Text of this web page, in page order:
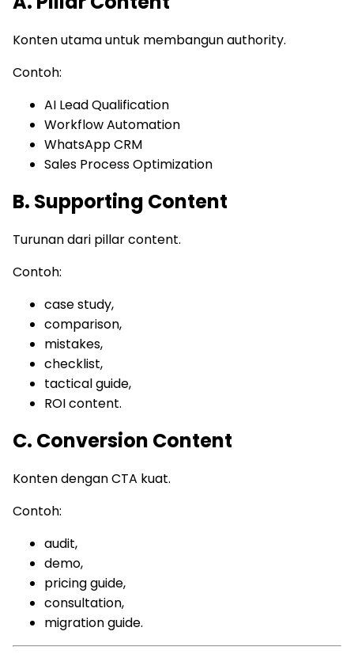
Konten utama untuk membangun authority.
Contoh:
AI Lead Qualification
Workflow Automation
WhatsApp CRM
Sales Process Optimization
B. Supporting Content
Turunan dari pillar content.
Contoh:
case study,
comparison,
mistakes,
checklist,
tactical guide,
ROI content.
C. Conversion Content
Konten dengan CTA kuat.
Contoh:
audit,
demo,
pricing guide,
consultation,
migration guide.